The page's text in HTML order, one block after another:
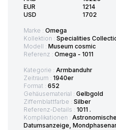
EUR
USD
1214
1702
Marke : Omega
Kollektion : Specialities
Modell : Museum cosmic
Referenz : Omega - 1011
Kategorie : Armbanduhr
Zeitraum : 1940er
Format : 652
Gehäusematerial : Gelbgold
Ziffernblattfarbe : Silber
Referenz-Details : 1011 .
Komplikationen :
Datumsanzeige,